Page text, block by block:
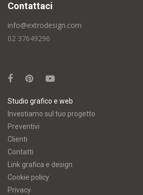
Contattaci
info@extrodesign.com
02 37649296
Studio grafico e web
Investiamo sul tuo progetto
Preventivi
Clienti
Contatti
Link grafica e design
Cookie policy
Privacy